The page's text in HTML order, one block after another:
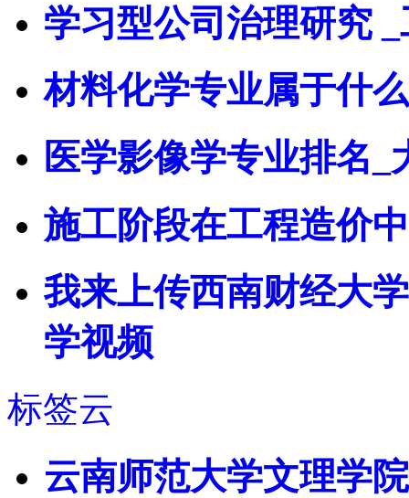
学习型公司治理研究
材料化学专业属于什
医学影像学专业排名_
施工阶段在工程造价
我来上传西南财经大
学视频
标签云
云南师范大学文理学院